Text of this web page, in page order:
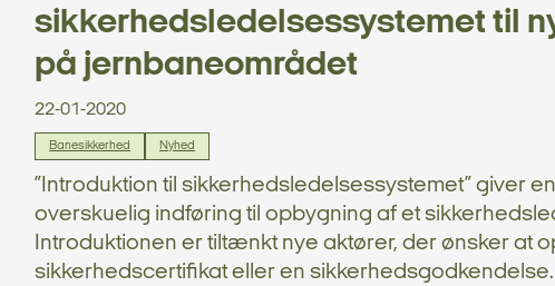
sikkerhedsledelsessystemet til
på jernbaneområdet
22-01-2020
Banesikkerhed Nyhed
”Introduktion til sikkerhedsledelsessystemet” giver
overskuelig indføring til opbygning af et
Introduktionen er tiltænkt nye aktører, der ønsker at
sikkerhedscertifikat eller en sikkerhedsgodkendelse.